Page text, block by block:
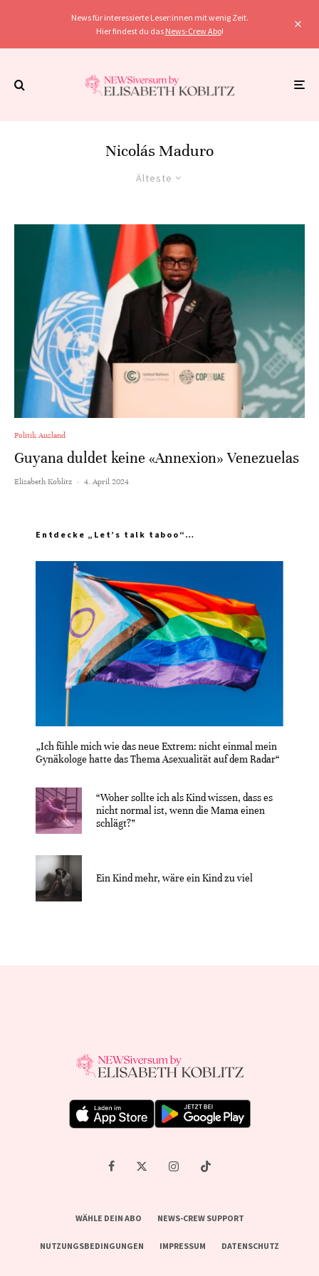
News für interessierte Leser:innen mit wenig Zeit.
Hier findest du das News-Crew Abo!
Nicolás Maduro
Älteste
Politik Ausland
Guyana duldet keine «Annexion» Venezuelas
Elisabeth Koblitz · 4. April 2024
Entdecke „Let’s talk taboo“…
„Ich fühle mich wie das neue Extrem: nicht einmal mein
Gynäkologe hatte das Thema Asexualität auf dem Radar“
“Woher sollte ich als Kind wissen, dass es
nicht normal ist, wenn die Mama einen
schlägt?”
Ein Kind mehr, wäre ein Kind zu viel
WÄHLE DEIN ABO NEWS-CREW SUPPORT
NUTZUNGSBEDINGUNGEN IMPRESSUM DATENSCHUTZ